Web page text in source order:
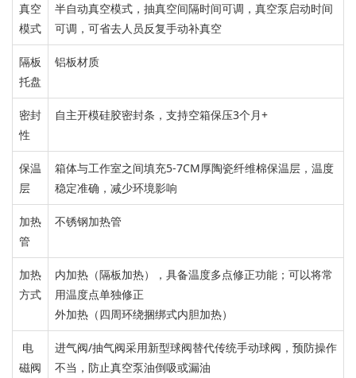
真空
模式
半自动真空模式 ， 抽真空间隔时间可调，真空泵启动时间
可调，可省去人员反复手动补真空
隔板
托盘
铝板材质
密封
性
自主开模硅胶密封条， 支持空箱保压3个月+
保温
层
箱体与工作室之间填充5-7CM厚陶瓷纤维棉保温层， 温度
稳定准确，减少环境影响
加热
管
不锈钢加热管
加热
方式
内加热（隔板加热），具备温度多点修正功能； 可以将常
用温度点单独修正
外加热（四周环绕捆绑式内胆加热）
电
磁阀
进气阀/抽气阀采用新型球阀替代传统手动球阀， 预防操作
不当，防止真空泵油倒吸或漏油